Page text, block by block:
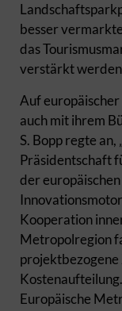
besser
das
verstärkt
Auf
auch mit ihrem
S. Bopp regte
Präsidentschaft
der
Kooperation
Metropolregion
Europäische